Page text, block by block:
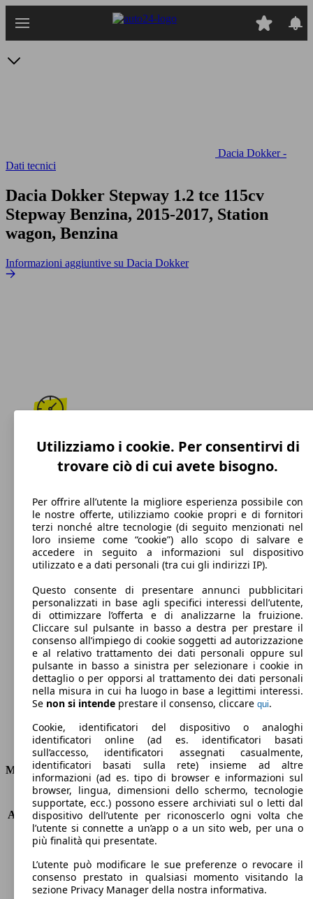
Dacia Dokker -
Dati tecnici
Dacia Dokker Stepway 1.2 tce 115cv
Stepway Benzina, 2015-2017, Station
wagon, Benzina
Informazioni aggiuntive su Dacia Dokker
175 km/h
Velocità massima
Benzina
Carburante
140 g/km
Emissioni di CO2 (combinato)*
Consumi
Motore e Prestazioni
KW (PS)
84 kW (114 PS)
Accelerazione (0-100 km/h)
10.7s
Velocità massima (km/h)
175 km/h
Numero di marce
5
Coppia
190 nm
Cilindrata
1198 ccm
Carburante
Benzina
Utilizziamo i cookie. Per consentirvi di
trovare ciò di cui avete bisogno.
Per offrire all’utente la migliore esperienza possibile con
le nostre offerte, utilizziamo cookie propri e di fornitori
terzi nonché altre tecnologie (di seguito menzionati nel
loro insieme come “cookie”) allo scopo di salvare e
accedere in seguito a informazioni sul dispositivo
utilizzato e a dati personali (tra cui gli indirizzi IP).
Questo consente di presentare annunci pubblicitari
personalizzati in base agli specifici interessi dell’utente,
di ottimizzare l’offerta e di analizzarne la fruizione.
Cliccare sul pulsante in basso a destra per prestare il
consenso all’impiego di cookie soggetti ad autorizzazione
e al relativo trattamento dei dati personali oppure sul
pulsante in basso a sinistra per selezionare i cookie in
dettaglio o per opporsi al trattamento dei dati personali
nella misura in cui ha luogo in base a legittimi interessi.
Se non si intende prestare il consenso, cliccare qui.
Cookie, identificatori del dispositivo o analoghi
identificatori online (ad es. identificatori basati
sull’accesso, identificatori assegnati casualmente,
identificatori basati sulla rete) insieme ad altre
informazioni (ad es. tipo di browser e informazioni sul
browser, lingua, dimensioni dello schermo, tecnologie
supportate, ecc.) possono essere archiviati sul o letti dal
dispositivo dell’utente per riconoscerlo ogni volta che
l’utente si connette a un’app o a un sito web, per una o
più finalità qui presentate.
L’utente può modificare le sue preferenze o revocare il
consenso prestato in qualsiasi momento visitando la
sezione Privacy Manager della nostra informativa.